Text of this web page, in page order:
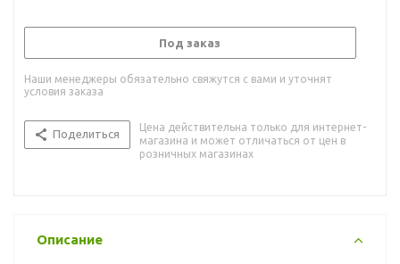
Под заказ
Наши менеджеры обязательно свяжутся с вами и уточнят
условия заказа
Поделиться
Цена действительна только для интернет-
магазина и может отличаться от цен в
розничных магазинах
Описание